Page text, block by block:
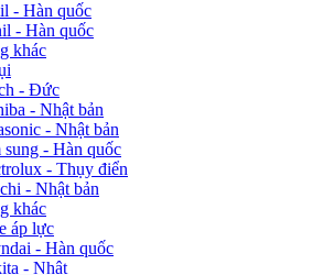
- Hàn quốc
- Hàn quốc
khác
- Đức
- Nhật bản
- Nhật bản
sung - Hàn quốc
- Thụy điển
- Nhật bản
khác
áp lực
- Hàn quốc
- Nhật